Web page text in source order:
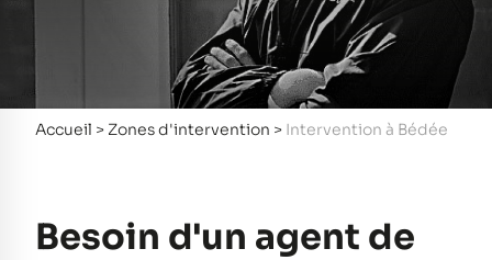
Accueil > Zones d'intervention > Intervention à Bédée
Besoin d'un agent de